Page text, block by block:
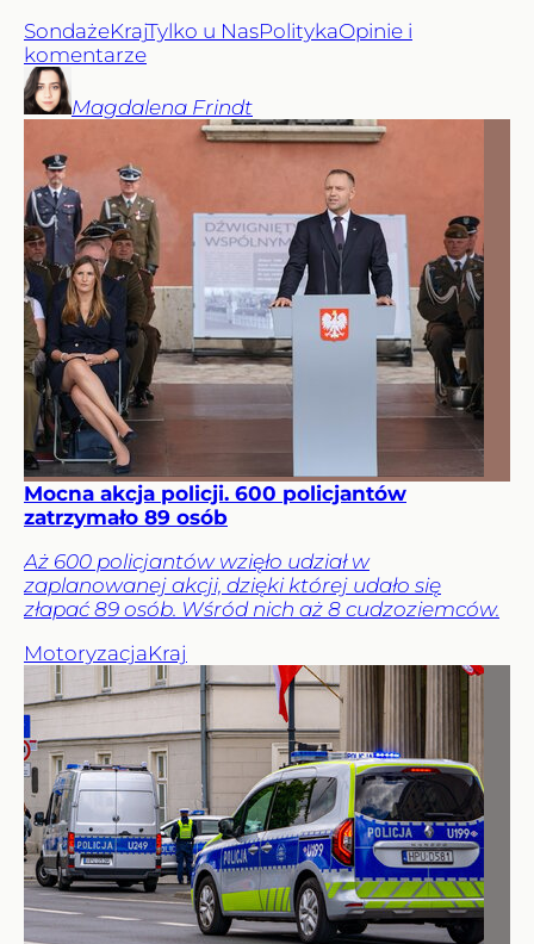
SondażeKrajTylko u NasPolitykaOpinie i
komentarze
Magdalena Frindt
Mocna akcja policji. 600 policjantów
zatrzymało 89 osób
Aż 600 policjantów wzięło udział w
zaplanowanej akcji, dzięki której udało się
złapać 89 osób. Wśród nich aż 8 cudzoziemców.
MotoryzacjaKraj